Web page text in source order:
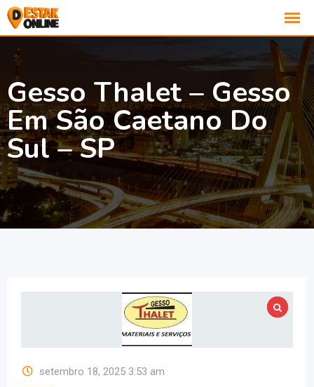
Gesso Thalet – Gesso
Em São Caetano Do
Sul – SP
setembro 18, 2025 3:53 am